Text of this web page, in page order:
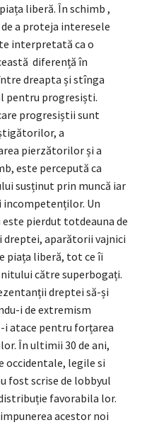
liberă. În schimb ,
a proteja interesele
interpretată ca o
diferență în
dreapta și stînga
pentru progresiști.
progresiștii sunt
a
pierzătorilor și a
este percepută ca
susținut prin muncă iar
Un
pierdut totdeauna de
aparătorii vajnici
piața liberă, tot ce îi
către superbogați.
dreptei să-și
i de extremism
i atace pentru forțarea
În ultimii 30 de ani,
occidentale, legile si
fost scrise de lobbyul
favorabila lor.
acestor noi